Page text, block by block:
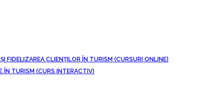
FIDELIZAREA CLIENȚILOR ÎN TURISM (CURSURI ONLINE)
ÎN TURISM (CURS INTERACTIV)